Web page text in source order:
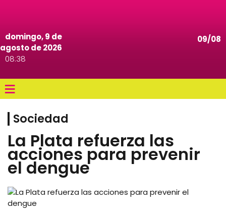
domingo, 9 de
agosto de 2026
08:38
09/08
≡
Sociedad
La Plata refuerza las
acciones para prevenir
el dengue